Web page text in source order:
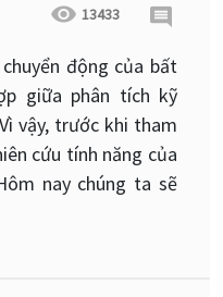
13433
động của bất
giữa phân tích kỹ
vậy, trước khi tham
cứu tính năng của
nay chúng ta sẽ